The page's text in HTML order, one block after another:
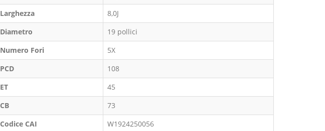
Larghezza
8,0J
Diametro
19 pollici
Numero Fori
5X
PCD
108
ET
45
CB
73
Codice CAI
W1924250056